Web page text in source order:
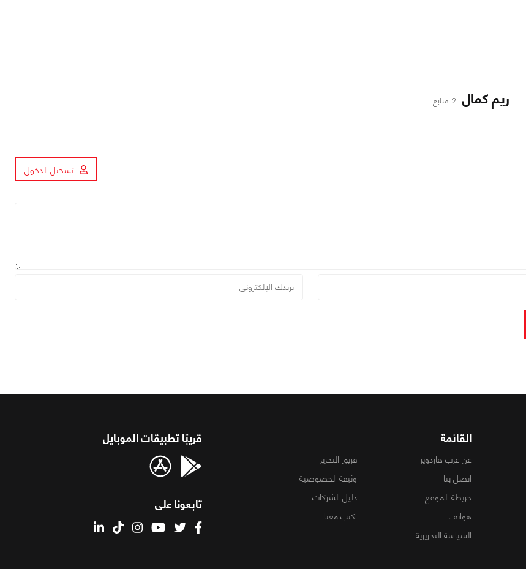
ريم كمال 2 متابع
تسجيل الدخول
القائمة
عن عرب هاردوير
فريق التحرير
اتصل بنا
وثيقة الخصوصية
خريطة الموقع
دليل الشركات
هواتف
اكتب معنا
السياسة التحريرية
قريبًا تطبيقات الموبايل
تابعونا على